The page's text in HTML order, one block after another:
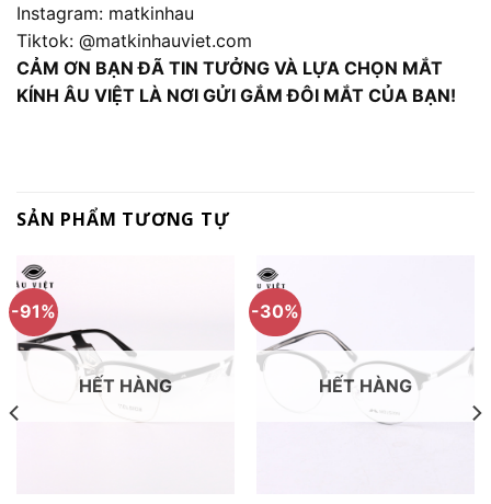
Instagram: matkinhau
Tiktok: @matkinhauviet.com
CẢM ƠN BẠN ĐÃ TIN TƯỞNG VÀ LỰA CHỌN MẮT
KÍNH ÂU VIỆT LÀ NƠI GỬI GẮM ĐÔI MẮT CỦA BẠN!
SẢN PHẨM TƯƠNG TỰ
-91%
HẾT HÀNG
-30%
HẾT HÀNG